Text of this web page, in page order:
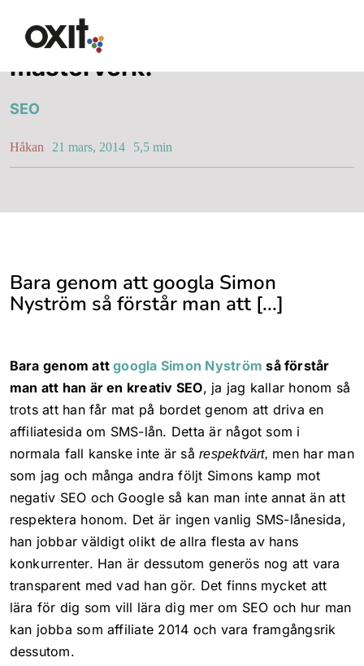
innehållet
Synlighet i Google
Hemsida med WordPress
Allt i ett
Läs mer
Läs mer
Sökmarknadsföring
Webbyrå &
Innehållsproduktion
Kundcase
Lånesnoken, ett kreativt
mästerverk!
SEO
Håkan 21 mars, 2014 5,5 min
Bara genom att googla Simon
Nyström så förstår man att [...]
Bara genom attgoogla Simon Nyström så förstår
man att han är en kreativ SEO, ja jag kallar honom så
trots att han får mat på bordet genom att driva en
affiliatesida om SMS-lån. Detta är något som i
normala fall kanske inte är sårespektvärt, men har man
som jag och många andra följt Simons kamp mot
negativ SEO och Google så kan man inte annat än att
respektera honom. Det är ingen vanlig SMS-lånesida,
han jobbar väldigt olikt de allra flesta av hans
konkurrenter. Han är dessutom generös nog att vara
transparent med vad han gör. Det finns mycket att
lära för dig som vill lära dig mer om SEO och hur man
kan jobba som affiliate 2014 och vara framgångsrik
dessutom.